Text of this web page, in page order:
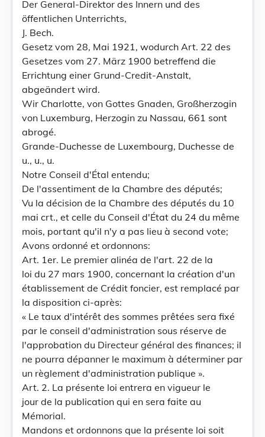
Der General-Direktor des Innern und des
öffentlichen Unterrichts,
J. Bech.
Gesetz vom 28, Mai 1921, wodurch Art. 22 des
Gesetzes vom 27. März 1900 betreffend die
Errichtung einer Grund-Credit-Anstalt,
abgeändert wird.
Wir Charlotte, von Gottes Gnaden, Großherzogin
von Luxemburg, Herzogin zu Nassau, 661 sont
abrogé.
Grande-Duchesse de Luxembourg, Duchesse de
u., u., u.
Notre Conseil d'Étal entendu;
De l'assentiment de la Chambre des députés;
Vu la décision de la Chambre des députés du 10
mai crt., et celle du Conseil d'État du 24 du même
mois, portant qu'il n'y a pas lieu à second vote;
Avons ordonné et ordonnons:
Art. 1er. Le premier alinéa de l'art. 22 de la
loi du 27 mars 1900, concernant la création d'un
établissement de Crédit foncier, est remplacé par
la disposition ci-après:
« Le taux d'intérêt des sommes prêtées sera fixé
par le conseil d'administration sous réserve de
l'approbation du Directeur général des finances; il
ne pourra dépanner le maximum à déterminer par
un règlement d'administration publique ».
Art. 2. La présente loi entrera en vigueur le
jour de la publication qui en sera faite au
Mémorial.
Mandons et ordonnons que la présente loi soit